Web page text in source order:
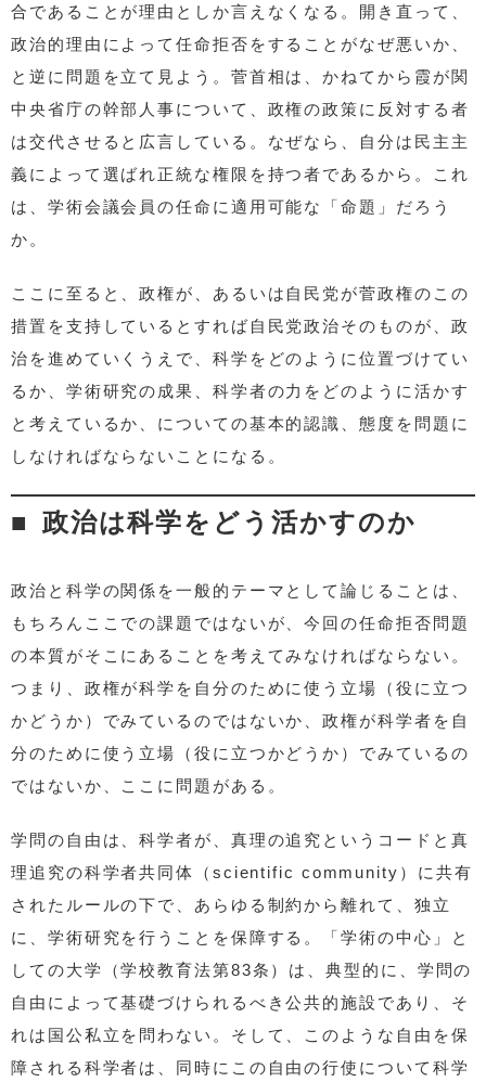
合であることが理由としか言えなくなる。開き直って、
政治的理由によって任命拒否をすることがなぜ悪いか、
と逆に問題を立て見よう。菅首相は、かねてから霞が関
中央省庁の幹部人事について、政権の政策に反対する者
は交代させると広言している。なぜなら、自分は民主主
義によって選ばれ正統な権限を持つ者であるから。これ
は、学術会議会員の任命に適用可能な「命題」だろう
か。
ここに至ると、政権が、あるいは自民党が菅政権のこの
措置を支持しているとすれば自民党政治そのものが、政
治を進めていくうえで、科学をどのように位置づけてい
るか、学術研究の成果、科学者の力をどのように活かす
と考えているか、についての基本的認識、態度を問題に
しなければならないことになる。
政治は科学をどう活かすのか
政治と科学の関係を一般的テーマとして論じることは、
もちろんここでの課題ではないが、今回の任命拒否問題
の本質がそこにあることを考えてみなければならない。
つまり、政権が科学を自分のために使う立場（役に立つ
かどうか）でみているのではないか、政権が科学者を自
分のために使う立場（役に立つかどうか）でみているの
ではないか、ここに問題がある。
学問の自由は、科学者が、真理の追究というコードと真
理追究の科学者共同体（scientific community）に共有
されたルールの下で、あらゆる制約から離れて、独立
に、学術研究を行うことを保障する。「学術の中心」と
しての大学（学校教育法第83条）は、典型的に、学問の
自由によって基礎づけられるべき公共的施設であり、そ
れは国公私立を問わない。そして、このような自由を保
障される科学者は、同時にこの自由の行使について科学